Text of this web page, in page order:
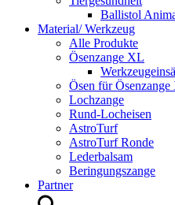
Ballistol
Material/ Werkzeug
Alle Produkte
Ösenzange XL
Ösen für
Lochzange
Rund-Locheisen
AstroTurf
AstroTurf Ronde
Lederbalsam
Beringungszange
Partner